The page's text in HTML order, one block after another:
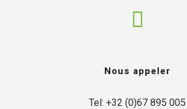
Nous appeler
Tel: +32 (0)67 895 005